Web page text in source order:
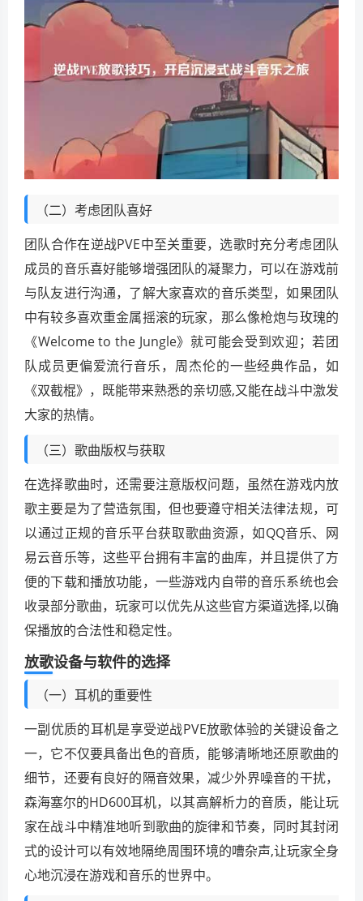
（二）考虑团队喜好
团队合作在逆战PVE中至关重要，选歌时充分考虑团队
成员的音乐喜好能够增强团队的凝聚力，可以在游戏前
与队友进行沟通，了解大家喜欢的音乐类型，如果团队
中有较多喜欢重金属摇滚的玩家，那么像枪炮与玫瑰的
《Welcome to the Jungle》就可能会受到欢迎；若团
队成员更偏爱流行音乐，周杰伦的一些经典作品，如
《双截棍》，既能带来熟悉的亲切感,又能在战斗中激发
大家的热情。
（三）歌曲版权与获取
在选择歌曲时，还需要注意版权问题，虽然在游戏内放
歌主要是为了营造氛围，但也要遵守相关法律法规，可
以通过正规的音乐平台获取歌曲资源，如QQ音乐、网
易云音乐等，这些平台拥有丰富的曲库，并且提供了方
便的下载和播放功能，一些游戏内自带的音乐系统也会
收录部分歌曲，玩家可以优先从这些官方渠道选择,以确
保播放的合法性和稳定性。
放歌设备与软件的选择
（一）耳机的重要性
一副优质的耳机是享受逆战PVE放歌体验的关键设备之
一，它不仅要具备出色的音质，能够清晰地还原歌曲的
细节，还要有良好的隔音效果，减少外界噪音的干扰，
森海塞尔的HD600耳机，以其高解析力的音质，能让玩
家在战斗中精准地听到歌曲的旋律和节奏，同时其封闭
式的设计可以有效地隔绝周围环境的嘈杂声,让玩家全身
心地沉浸在游戏和音乐的世界中。